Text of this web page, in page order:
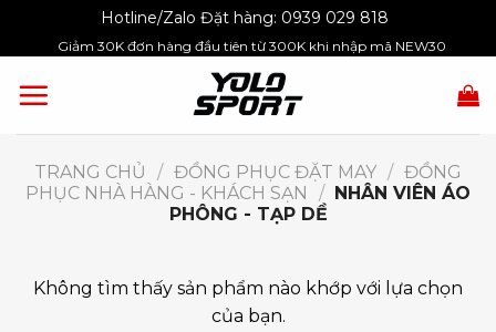
Hotline/Zalo Đặt hàng: 0939 029 818
Giảm 30K đơn hàng đầu tiên từ 300K khi nhập mã NEW30
TRANG CHỦ / ĐỒNG PHỤC ĐẶT MAY / ĐỒNG
PHỤC NHÀ HÀNG - KHÁCH SẠN
/ NHÂN VIÊN ÁO
PHÔNG - TẠP DỀ
Không tìm thấy sản phẩm nào khớp với lựa chọn
của bạn.